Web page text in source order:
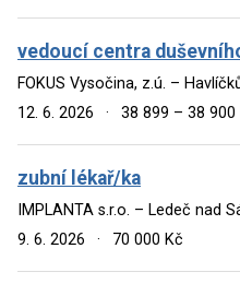
vedoucí centra
FOKUS Vysočina, z.ú. –
12. 6. 2026
· 38 899 – 38 900
zubní lékař/ka
IMPLANTA s.r.o. – Ledeč nad
9. 6. 2026
· 70 000 Kč